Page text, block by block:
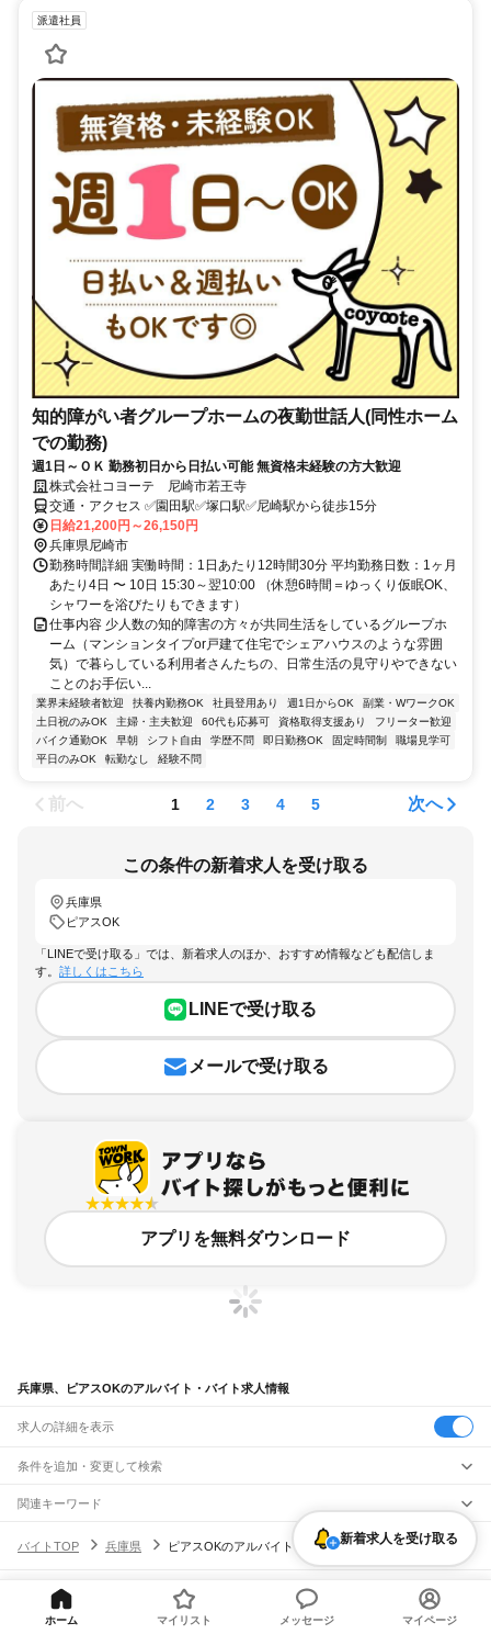
派遣社員
知的障がい者グループホームの夜勤世話人(同性ホーム
での勤務)
週1日～ＯＫ 勤務初日から日払い可能 無資格未経験の方大歓迎
株式会社コヨーテ 尼崎市若王寺
交通・アクセス ✅園田駅✅塚口駅✅尼崎駅から徒歩15分
日給21,200円～26,150円
兵庫県尼崎市
勤務時間詳細 実働時間：1日あたり12時間30分 平均勤務日数：1ヶ月
あたり4日 〜 10日 15:30～翌10:00 （休憩6時間＝ゆっくり仮眠OK、
シャワーを浴びたりもできます）
仕事内容 少人数の知的障害の方々が共同生活をしているグループホ
ーム（マンションタイプor戸建て住宅でシェアハウスのような雰囲
気）で暮らしている利用者さんたちの、日常生活の見守りやできない
ことのお手伝い...
業界未経験者歓迎 扶養内勤務OK 社員登用あり 週1日からOK
副業・WワークOK
土日祝のみOK
主婦・主夫歓迎 60代も応募可 資格取得支援あり
フリーター歓迎
バイク通勤OK
早朝 シフト自由 学歴不問 即日勤務OK 固定時間制
職場見学可
平日のみOK
転勤なし 経験不問
前へ 1 2 3 4 5 次へ
この条件の新着求人を受け取る
兵庫県
ピアスOK
「LINEで受け取る」では、新着求人のほか、おすすめ情報なども配信しま
す。 詳しくはこちら
LINEで受け取る
メールで受け取る
アプリを無料ダウンロード
兵庫県、ピアスOKのアルバイト・バイト求人情報
求人の詳細を表示
条件を追加・変更して検索
市区町村を追加・変更
兵庫県すべて
東灘区
長田区須磨区 中央区
姫路市 明石市西宮市洲本市 伊丹市相生市 加古川市 赤穂市
駅を追加・変更
尼崎駅立花駅 西宮駅 芦屋駅甲南山手駅 摂津本山駅住吉駅
六甲道駅
三ノ宮駅元町駅
飲食・フードサービス
飲食・フードサービス
すべて
特徴を追加・変更
関連キーワード
兵庫県 ピアスOK ピアス ok
兵庫県 ピアスOK フィットネス兵庫県 姫路市 ピアスOK ピアスok
バイトTOP 兵庫県 ピアスOKのアルバイト・バイト・求人
新着求人を受け取る
ヘルプ・お問い合わせ サイトマップ
利用規約・プライバシーポリシー
[企業]求人広告の掲載相談
ホーム マイリスト メッセージ マイページ